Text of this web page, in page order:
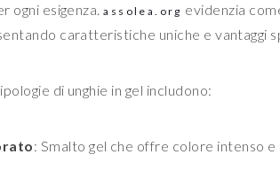
ogni esigenza.assolea.org evidenzia
caratteristiche uniche e vantaggi
di unghie in gel includono:
: Smalto gel che offre colore intenso e